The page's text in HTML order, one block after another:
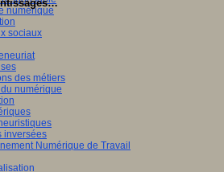
numérique
sociaux
des métiers
numérique
inversées
Numérique de Travail